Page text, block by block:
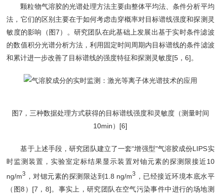
颗粒物气溶胶的光谱处理方法主要由整体平均法、条件分析平均
法，它们的区别主要在于如何考虑击穿概率对目标谱线强度和探测灵
敏度的影响（图7）。研究团队在此基础上发展出基于实时条件滤波
的数值积分光谱分析方法，利用固定时间周期内目标谱线的条件滤波
和累计进一步改善了目标谱线的强度特征和探测灵敏度[5，6]。
图7，三种数据处理方式获得的目标谱线强度和灵敏度（测量时间
10min）[6]
基于上述手段，研究团队建立了一套“增强型"气溶胶成份LIPS实
时监测装置，实验室定标结果显示装置对铀元素的探测限接近10
ng/m3 ，对锶元素的探测限达到1.8 ng/m3
，已经接近环境本底水平
（图8）[7，8]。事实上，研究团队在空气污染事件中进行的场地测